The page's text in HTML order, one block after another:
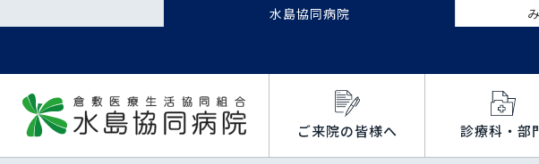
水島協同病院
ご来院の皆様へ 診療科・部